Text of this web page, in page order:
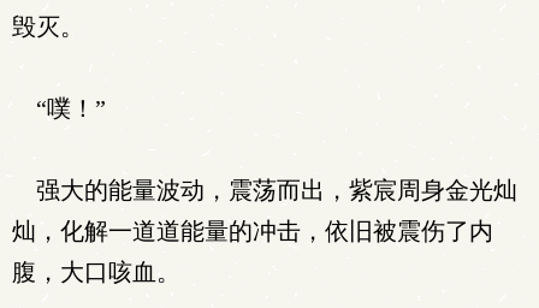
毁灭。
“噗！”
强大的能量波动，震荡而出，紫宸周身金光灿
灿，化解一道道能量的冲击，依旧被震伤了内
腹，大口咳血。